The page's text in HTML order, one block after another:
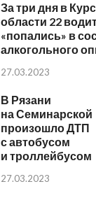
За три дня в
области 22
«попались» в
алкогольного
27.03.2023
В Рязани
на Семинарской
произошло ДТП
с автобусом
и троллейбусом
27.03.2023